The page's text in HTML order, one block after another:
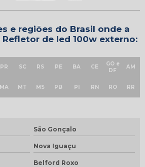
e regiões do Brasil onde a
de led 100w externo:
PR SC RS PE BA CE
GO e
DF
AM
MA MT MS PB PI RN RO RR
São Gonçalo
Nova Iguaçu
Belford Roxo